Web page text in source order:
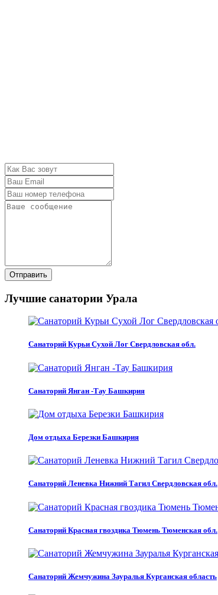
Отправить
Лучшие санатории Урала
Санаторий Курьи Сухой Лог Свердловская обл.
Санаторий Янган -Тау Башкирия
Дом отдыха Березки Башкирия
Санаторий Леневка Нижний Тагил Свердловская обл.
Санаторий Красная гвоздика Тюмень Тюменская обл.
Санаторий Жемчужина Зауралья Курганская область